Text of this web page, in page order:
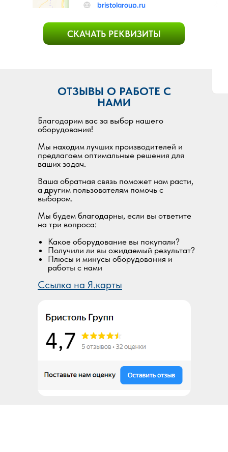
СКАЧАТЬ РЕКВИЗИТЫ
Благодарим вас за выбор нашего
оборудования!
Мы находим лучших производителей и
предлагаем оптимальные решения для
ваших задач.
Ваша обратная связь поможет нам расти,
а другим пользователям помочь с
выбором.
Мы будем благодарны, если вы ответите
на три вопроса:
Какое оборудование вы покупали?
Получили ли вы ожидаемый результат?
Плюсы и минусы оборудования и
работы с нами
Ссылка на Я.карты
ОТЗЫВЫ О РАБОТЕ С
НАМИ